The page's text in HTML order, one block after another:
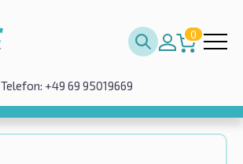
0
Telefon: +49 69 95019669